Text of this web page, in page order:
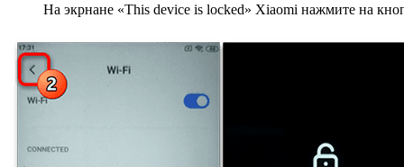
На экрнане «This device is locked» Xiaomi нажмите на